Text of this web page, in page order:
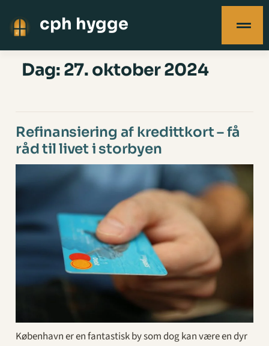
cph hygge
Dag: 27. oktober 2024
Refinansiering af kredittkort – få
råd til livet i storbyen
København er en fantastisk by som dog kan være en dyr